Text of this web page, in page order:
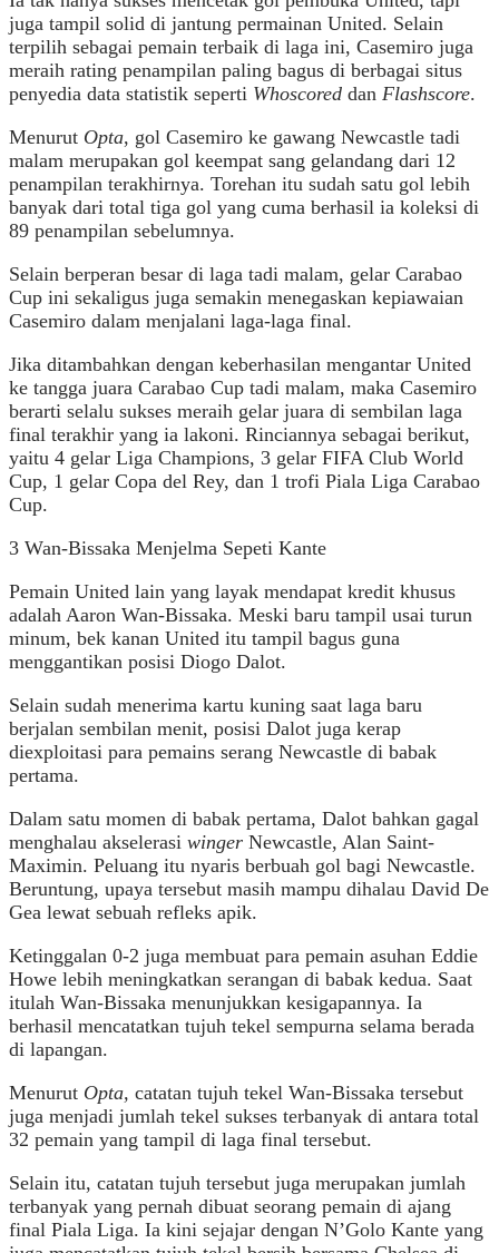
juga tampil solid di jantung permainan United. Selain
terpilih sebagai pemain terbaik di laga ini, Casemiro juga
meraih rating penampilan paling bagus di berbagai situs
penyedia data statistik seperti Whoscored dan Flashscore.
Menurut Opta, gol Casemiro ke gawang Newcastle tadi
malam merupakan gol keempat sang gelandang dari 12
penampilan terakhirnya. Torehan itu sudah satu gol lebih
banyak dari total tiga gol yang cuma berhasil ia koleksi di
89 penampilan sebelumnya.
Selain berperan besar di laga tadi malam, gelar Carabao
Cup ini sekaligus juga semakin menegaskan kepiawaian
Casemiro dalam menjalani laga-laga final.
Jika ditambahkan dengan keberhasilan mengantar United
ke tangga juara Carabao Cup tadi malam, maka Casemiro
berarti selalu sukses meraih gelar juara di sembilan laga
final terakhir yang ia lakoni. Rinciannya sebagai berikut,
yaitu 4 gelar Liga Champions, 3 gelar FIFA Club World
Cup, 1 gelar Copa del Rey, dan 1 trofi Piala Liga Carabao
Cup.
3 Wan-Bissaka Menjelma Sepeti Kante
Pemain United lain yang layak mendapat kredit khusus
adalah Aaron Wan-Bissaka. Meski baru tampil usai turun
minum, bek kanan United itu tampil bagus guna
menggantikan posisi Diogo Dalot.
Selain sudah menerima kartu kuning saat laga baru
berjalan sembilan menit, posisi Dalot juga kerap
diexploitasi para pemains serang Newcastle di babak
pertama.
Dalam satu momen di babak pertama, Dalot bahkan gagal
menghalau akselerasi winger Newcastle, Alan Saint-
Maximin. Peluang itu nyaris berbuah gol bagi Newcastle.
Beruntung, upaya tersebut masih mampu dihalau David De
Gea lewat sebuah refleks apik.
Ketinggalan 0-2 juga membuat para pemain asuhan Eddie
Howe lebih meningkatkan serangan di babak kedua. Saat
itulah Wan-Bissaka menunjukkan kesigapannya. Ia
berhasil mencatatkan tujuh tekel sempurna selama berada
di lapangan.
Menurut Opta, catatan tujuh tekel Wan-Bissaka tersebut
juga menjadi jumlah tekel sukses terbanyak di antara total
32 pemain yang tampil di laga final tersebut.
Selain itu, catatan tujuh tersebut juga merupakan jumlah
terbanyak yang pernah dibuat seorang pemain di ajang
final Piala Liga. Ia kini sejajar dengan N’Golo Kante yang